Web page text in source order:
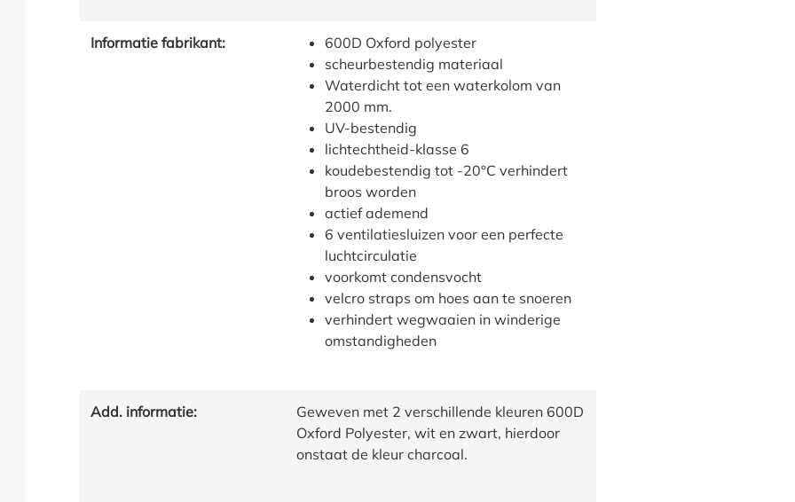
Informatie fabrikant:
600D Oxford polyester
scheurbestendig materiaal
Waterdicht tot een waterkolom van
2000 mm.
UV-bestendig
lichtechtheid-klasse 6
koudebestendig tot -20°C verhindert
broos worden
actief ademend
6 ventilatiesluizen voor een perfecte
luchtcirculatie
voorkomt condensvocht
velcro straps om hoes aan te snoeren
verhindert wegwaaien in winderige
omstandigheden
Add. informatie:
Geweven met 2 verschillende kleuren 600D
Oxford Polyester, wit en zwart, hierdoor
onstaat de kleur charcoal.